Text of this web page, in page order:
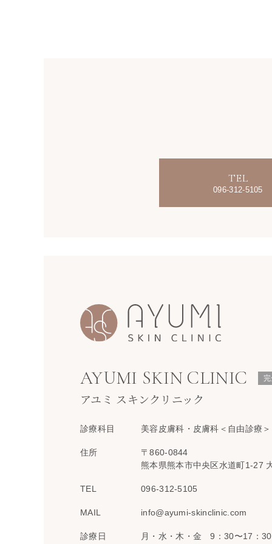
TEL
096-312-5105
AYUMI SKIN CLINIC
アユミ スキンクリニック
診療科目 美容皮膚科・皮膚科＜自由診療＞
住所
〒860-0844
熊本県熊本市中央区水道町1-27
TEL 096-312-5105
MAIL info@ayumi-skinclinic.com
診療日
月・水・木・金 9：30〜17：30